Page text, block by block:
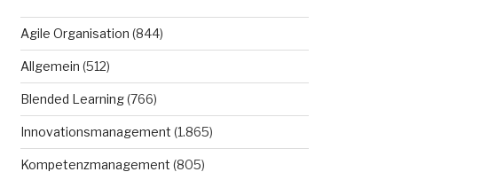
Agile Organisation (844)
Allgemein (512)
Blended Learning(766)
Innovationsmanagement (1.865)
Kompetenzmanagement (805)